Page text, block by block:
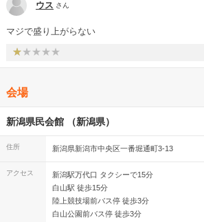
ウス さん
マジで盛り上がらない
会場
新潟県民会館 （新潟県）
住所 新潟県新潟市中央区一番堀通町3-13
アクセス
新潟駅万代口 タクシーで15分
白山駅 徒歩15分
陸上競技場前バス停 徒歩3分
白山公園前バス停 徒歩3分